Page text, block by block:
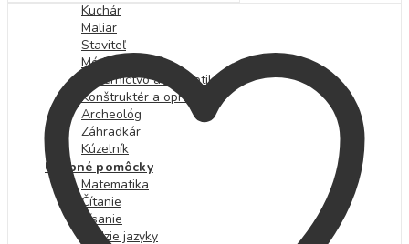
Kuchár
Maliar
Staviteľ
Módny návrhár
Kaderníctvo a kozmetika
Konštruktér a opravár
Archeológ
Záhradkár
Kúzelník
Učebné pomôcky
Matematika
Čítanie
Písanie
Cudzie jazyky